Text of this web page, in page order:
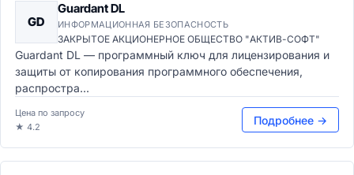
GD
Guardant DL
ИНФОРМАЦИОННАЯ БЕЗОПАСНОСТЬ
ЗАКРЫТОЕ АКЦИОНЕРНОЕ ОБЩЕСТВО "АКТИВ-СОФТ"
Guardant DL — программный ключ для лицензирования и
защиты от копирования программного обеспечения,
распростра...
Цена по запросу
★ 4.2
Подробнее →